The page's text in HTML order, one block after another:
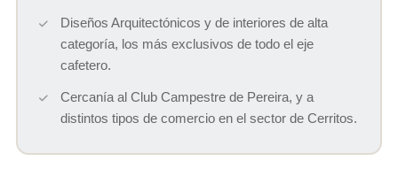
Diseños Arquitectónicos y de interiores de alta
categoría, los más exclusivos de todo el eje
cafetero.
Cercanía al Club Campestre de Pereira, y a
distintos tipos de comercio en el sector de Cerritos.